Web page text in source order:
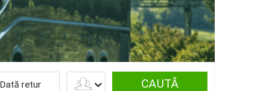
Dată retur CAUTĂ